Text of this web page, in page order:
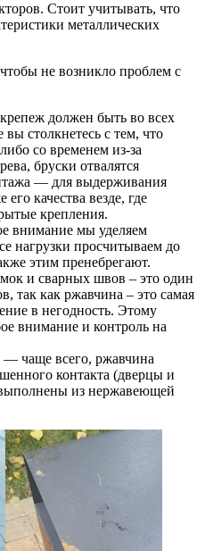
Стоит учитывать, что
металлических
не возникло проблем с
должен быть во всех
столкнетесь с тем, что
со временем из-за
бруски отвалятся
— для выдерживания
его качества везде, где
крепления.
внимание мы уделяем
нагрузки просчитываем до
этим пренебрегают.
и сварных швов – это один
так как ржавчина – это самая
в негодность. Этому
внимание и контроль на
чаще всего, ржавчина
контакта (дверцы и
из нержавеющей